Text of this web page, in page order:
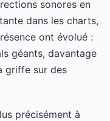
sonores en
dans les charts,
ont évolué :
géants, davantage
griffe sur des
précisément à